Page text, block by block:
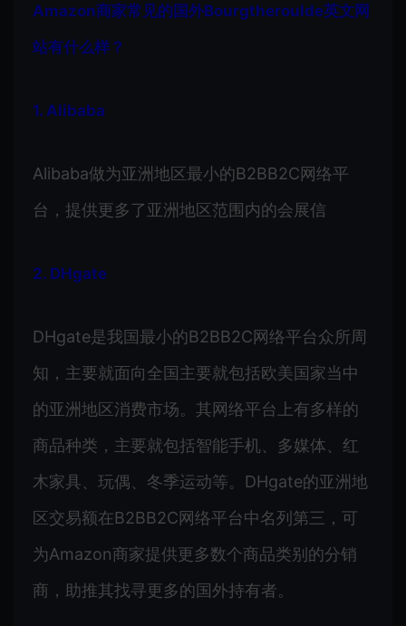
Amazon商家常见的国外Bourgtheroulde英文网
站有什么样？
1. Alibaba
Alibaba做为亚洲地区最小的B2BB2C网络平
台，提供更多了亚洲地区范围内的会展信
2. DHgate
DHgate是我国最小的B2BB2C网络平台众所周
知，主要就面向全国主要就包括欧美国家当中
的亚洲地区消费市场。其网络平台上有多样的
商品种类，主要就包括智能手机、多媒体、红
木家具、玩偶、冬季运动等。DHgate的亚洲地
区交易额在B2BB2C网络平台中名列第三，可
为Amazon商家提供更多数个商品类别的分销
商，助推其找寻更多的国外持有者。